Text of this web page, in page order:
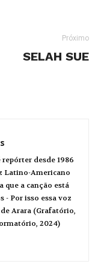
Próximo
SELAH SUE
desde 1986
Latino-Americano
que a canção está
- Por isso essa voz
Arara (Grafatório,
2024)